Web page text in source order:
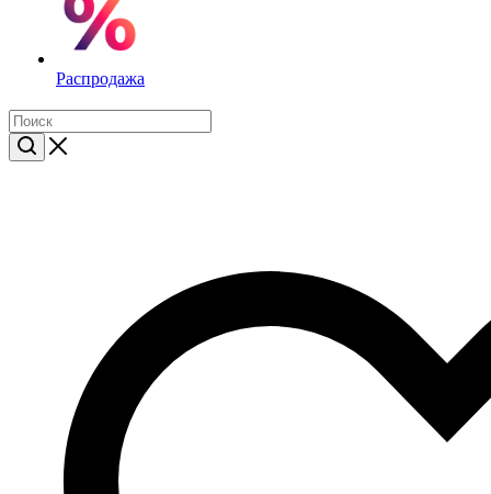
Распродажа